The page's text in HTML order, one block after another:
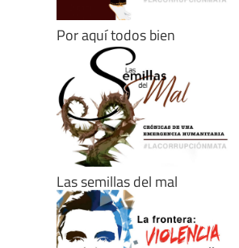
Por aquí todos bien
Las semillas del mal